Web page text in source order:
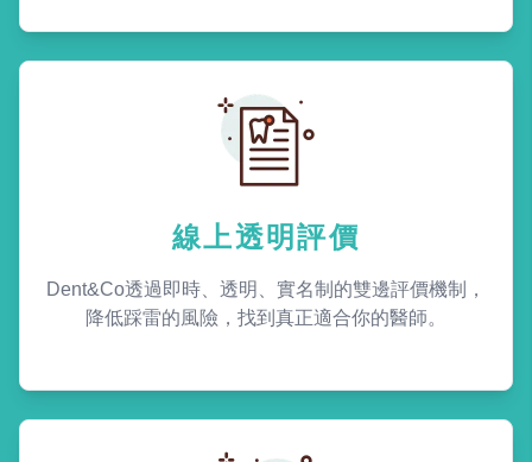
線上透明評價
Dent&Co透過即時、透明、實名制的雙邊評價機制，
降低踩雷的風險，找到真正適合你的醫師。